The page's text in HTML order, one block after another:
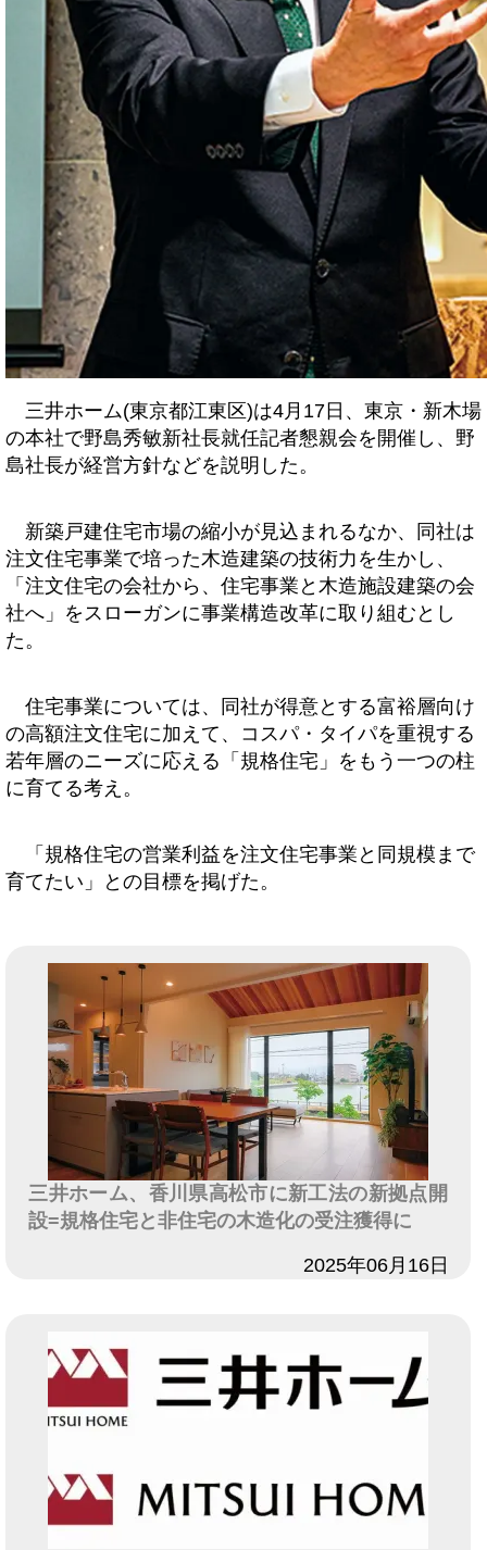
三井ホーム(東京都江東区)は4月17日、東京・新木場
の本社で野島秀敏新社長就任記者懇親会を開催し、野
島社長が経営方針などを説明した。
新築戸建住宅市場の縮小が見込まれるなか、同社は
注文住宅事業で培った木造建築の技術力を生かし、
「注文住宅の会社から、住宅事業と木造施設建築の会
社へ」をスローガンに事業構造改革に取り組むとし
た。
住宅事業については、同社が得意とする富裕層向け
の高額注文住宅に加えて、コスパ・タイパを重視する
若年層のニーズに応える「規格住宅」をもう一つの柱
に育てる考え。
「規格住宅の営業利益を注文住宅事業と同規模まで
育てたい」との目標を掲げた。
三井ホーム、香川県高松市に新工法の新拠点開
設=規格住宅と非住宅の木造化の受注獲得に
2025年06月16日